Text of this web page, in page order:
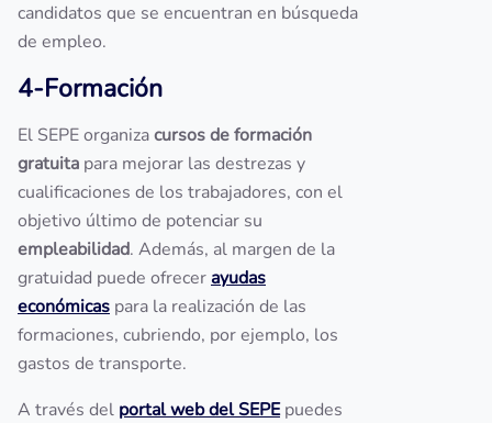
candidatos que se encuentran en búsqueda
de empleo.
4-Formación
El SEPE organizacursos de formación
gratuita para mejorar las destrezas y
cualificaciones de los trabajadores, con el
objetivo último de potenciar su
empleabilidad. Además, al margen de la
gratuidad puede ofrecerayudas
económicas para la realización de las
formaciones, cubriendo, por ejemplo, los
gastos de transporte.
A través del portal web del SEPEpuedes